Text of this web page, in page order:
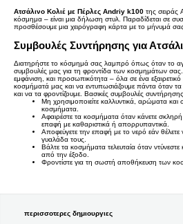
Ατσάλινο Κολιέ με Πέρλες Andriy k100 της σειράς
κόσμημα – είναι μια δήλωση στυλ. Παραδίδεται σε
προσθέσουμε μια χειρόγραφη κάρτα με το μήνυμά
Συμβουλές Συντήρησης για
Διατηρήστε το κόσμημά σας λαμπρό όπως όταν το
συμβουλές μας για τη φροντίδα των κοσμημάτων
εμφάνιση, και προσωπικότητα – όλα σε ένα εξαιρετικό
κοσμήματά μας και να εντυπωσιάζουμε πάντα όταν
και να τα φροντίζουμε. Βασικές συμβουλές
Μη χρησιμοποιείτε καλλυντικά, αρώματα
κοσμήματα.
Αφαιρέστε τα κοσμήματα όταν κάνετε σκληρή
επαφή με καθαριστικά ή απορρυπαντικά.
Αποφεύγετε την επαφή με το νερό εάν
γυαλάδα τους.
Βάλτε τα κοσμήματα τελευταία όταν
από την έξοδο.
Φροντίστε για τη σωστή αποθήκευση των
περισσοτερες δημιουργιες